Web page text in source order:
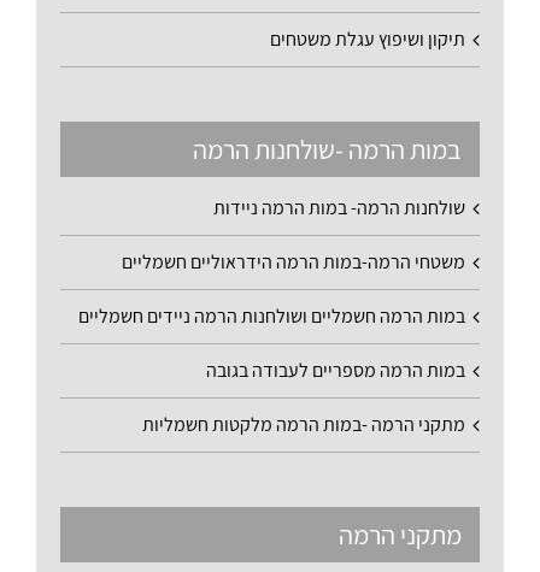
תיקון ושיפוץ עגלת משטחים
במות הרמה -שולחנות הרמה
שולחנות הרמה- במות הרמה ניידות
משטחי הרמה-במות הרמה הידראוליים חשמליים
במות הרמה חשמליים ושולחנות הרמה ניידים חשמליים
במות הרמה מספריים לעבודה בגובה
מתקני הרמה -במות הרמה מלקטות חשמליות
מתקני הרמה